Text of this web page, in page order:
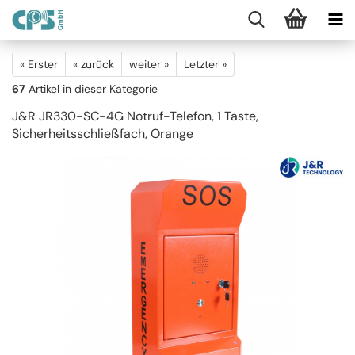
« Erster « zurück weiter »
Letzter »
67 Artikel in dieser Kategorie
J&R JR330-SC-4G Notruf-Telefon, 1 Taste,
Sicherheitsschließfach, Orange